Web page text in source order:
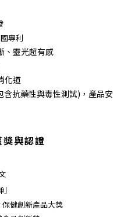
專利
、靈光超有感
化道
抗藥性與毒性測試)，產品安
獎與認證
保健創新產品大獎